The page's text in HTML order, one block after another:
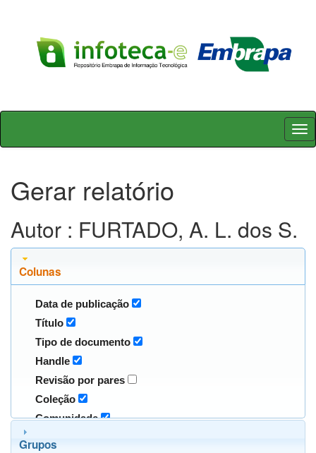
Skip
Gerar relatório
Autor : FURTADO, A. L. dos S.
Colunas
Data de publicação
Título
Tipo de documento
Handle
Revisão por pares
Coleção
Comunidade
Grupos